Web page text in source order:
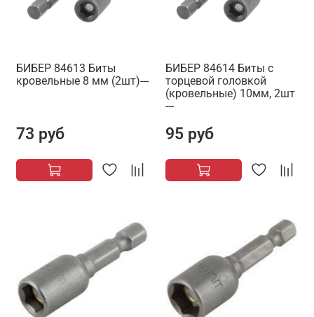
БИБЕР 84613 Биты
кровельные 8 мм (2шт)---
73 руб
БИБЕР 84614 Биты с
торцевой головкой
(кровельные) 10мм, 2шт
---
95 руб